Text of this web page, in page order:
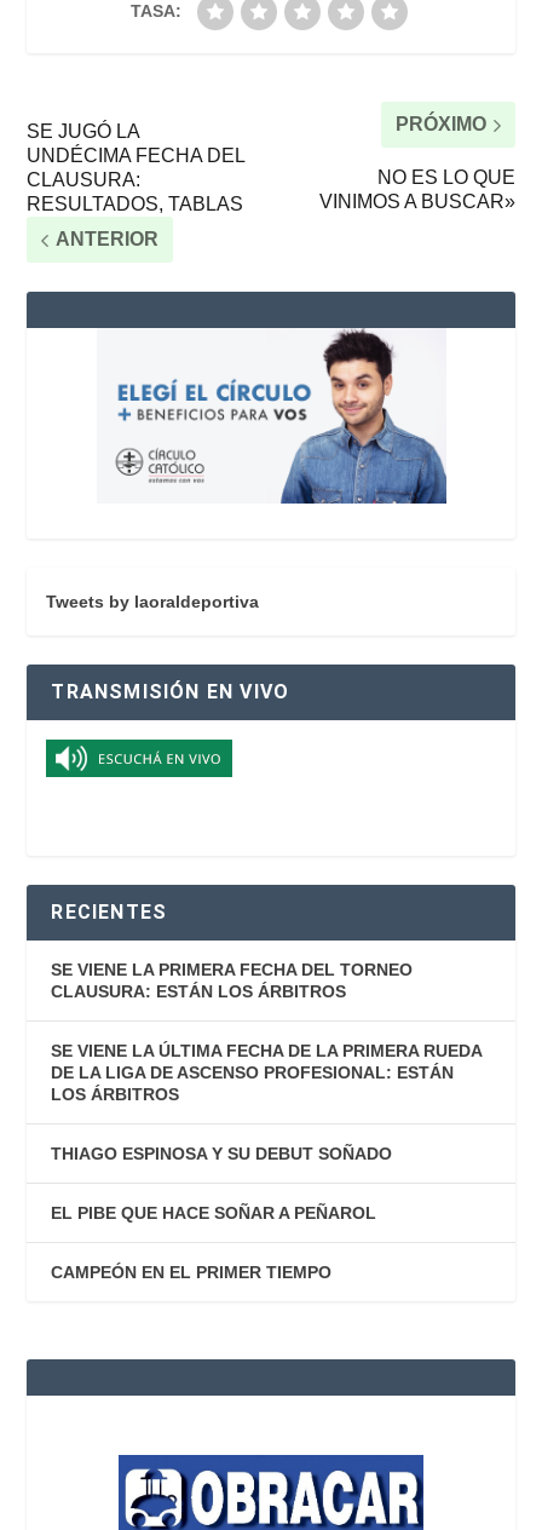
TASA:
SE JUGÓ LA
UNDÉCIMA FECHA DEL
CLAUSURA:
RESULTADOS, TABLAS
ANTERIOR
PRÓXIMO
NO ES LO QUE
VINIMOS A BUSCAR»
Tweets by laoraldeportiva
TRANSMISIÓN EN VIVO
RECIENTES
SE VIENE LA PRIMERA FECHA DEL TORNEO
CLAUSURA: ESTÁN LOS ÁRBITROS
SE VIENE LA ÚLTIMA FECHA DE LA PRIMERA RUEDA
DE LA LIGA DE ASCENSO PROFESIONAL: ESTÁN
LOS ÁRBITROS
THIAGO ESPINOSA Y SU DEBUT SOÑADO
EL PIBE QUE HACE SOÑAR A PEÑAROL
CAMPEÓN EN EL PRIMER TIEMPO